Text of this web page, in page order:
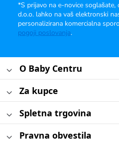
*S prijavo na e-novice soglašate,
d.o.o. lahko na vaš elektronski
personalizirana komercialna
pogoji poslovanja.
O Baby Centru
Za kupce
Spletna trgovina
Pravna obvestila